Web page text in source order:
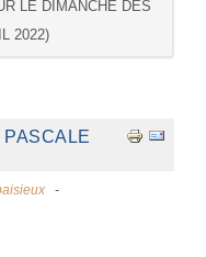
LE DIMANCHE DES
2022)